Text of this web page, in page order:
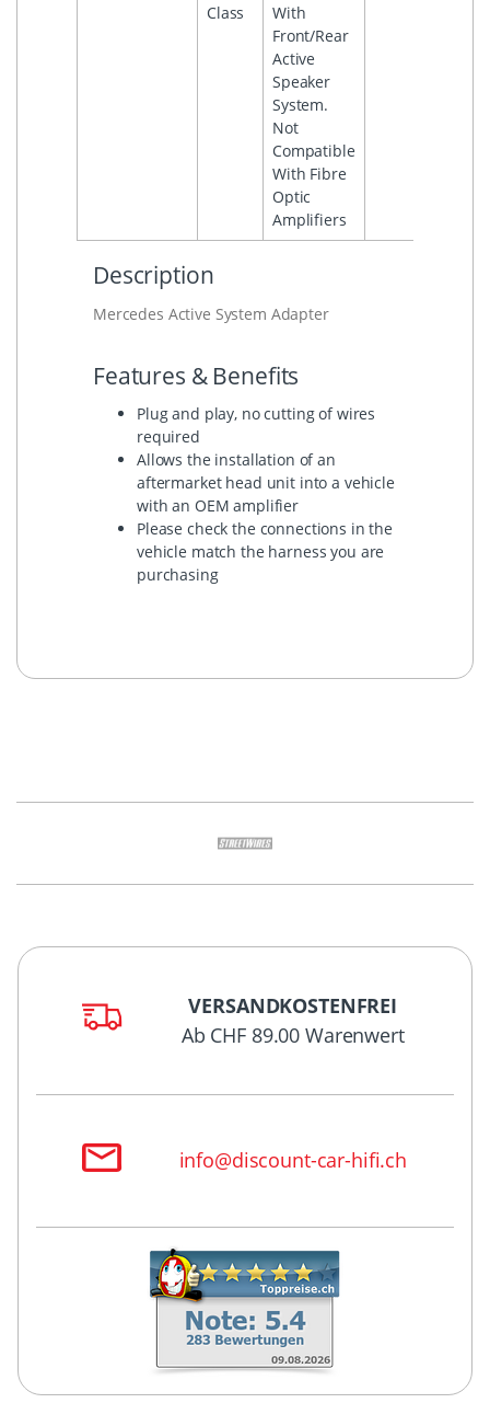
Class
With
Front/Rear
Active
Speaker
System.
Not
Compatible
With Fibre
Optic
Amplifiers
Description
Mercedes Active System Adapter
Features & Benefits
Plug and play, no cutting of wires
required
Allows the installation of an
aftermarket head unit into a vehicle
with an OEM amplifier
Please check the connections in the
vehicle match the harness you are
purchasing
VERSANDKOSTENFREI
Ab CHF 89.00 Warenwert
info@discount-car-hifi.ch